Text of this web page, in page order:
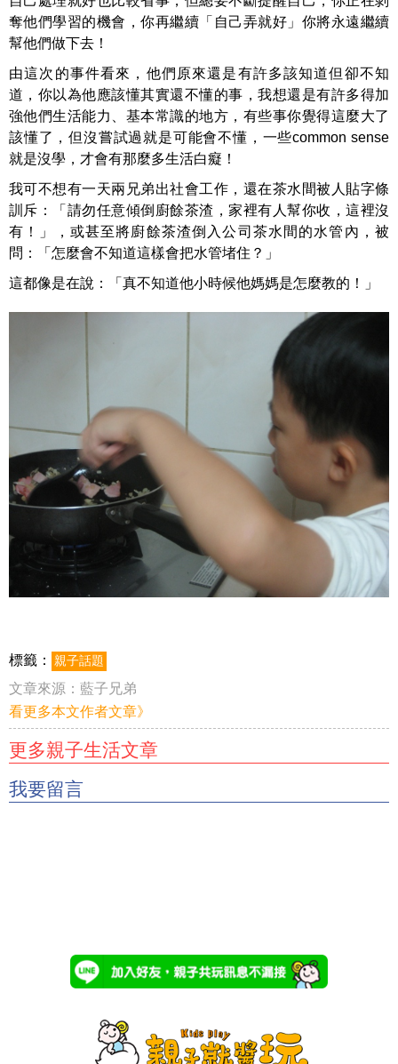
奪他們學習的機會，你再繼續「自己弄就好」你將永遠繼續
幫他們做下去！
由這次的事件看來，他們原來還是有許多該知道但卻不知
道，你以為他應該懂其實還不懂的事，我想還是有許多得加
強他們生活能力、基本常識的地方，有些事你覺得這麼大了
該懂了，但沒嘗試過就是可能會不懂，一些common sense
就是沒學，才會有那麼多生活白癡！
我可不想有一天兩兄弟出社會工作，還在茶水間被人貼字條
訓斥：「請勿任意傾倒廚餘茶渣，家裡有人幫你收，這裡沒
有！」，或甚至將廚餘茶渣倒入公司茶水間的水管內，被
問：「怎麼會不知道這樣會把水管堵住？」
這都像是在說：「真不知道他小時候他媽媽是怎麼教的！」
標籤： 親子話題
文章來源： 藍子兄弟
看更多本文作者文章》
更多親子生活文章
我要留言